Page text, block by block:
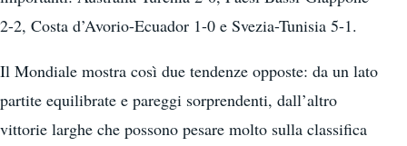
2-2, Costa d’Avorio-Ecuador 1-0 e Svezia-Tunisia 5-1.
Il Mondiale mostra così due tendenze opposte: da un lato
partite equilibrate e pareggi sorprendenti, dall’altro
vittorie larghe che possono pesare molto sulla classifica